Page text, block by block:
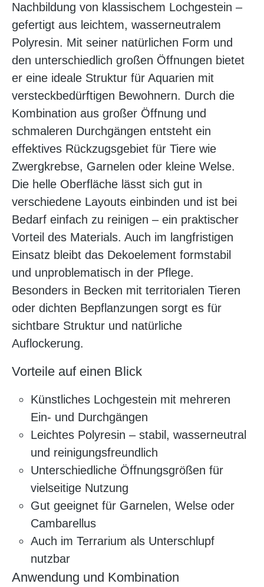
Nachbildung von klassischem Lochgestein –
gefertigt aus leichtem, wasserneutralem
Polyresin. Mit seiner natürlichen Form und
den unterschiedlich großen Öffnungen bietet
er eine ideale Struktur für Aquarien mit
versteckbedürftigen Bewohnern. Durch die
Kombination aus großer Öffnung und
schmaleren Durchgängen entsteht ein
effektives Rückzugsgebiet für Tiere wie
Zwergkrebse, Garnelen oder kleine Welse.
Die helle Oberfläche lässt sich gut in
verschiedene Layouts einbinden und ist bei
Bedarf einfach zu reinigen – ein praktischer
Vorteil des Materials. Auch im langfristigen
Einsatz bleibt das Dekoelement formstabil
und unproblematisch in der Pflege.
Besonders in Becken mit territorialen Tieren
oder dichten Bepflanzungen sorgt es für
sichtbare Struktur und natürliche
Auflockerung.
Vorteile auf einen Blick
Künstliches Lochgestein mit mehreren
Ein- und Durchgängen
Leichtes Polyresin – stabil, wasserneutral
und reinigungsfreundlich
Unterschiedliche Öffnungsgrößen für
vielseitige Nutzung
Gut geeignet für Garnelen, Welse oder
Cambarellus
Auch im Terrarium als Unterschlupf
nutzbar
Anwendung und Kombination